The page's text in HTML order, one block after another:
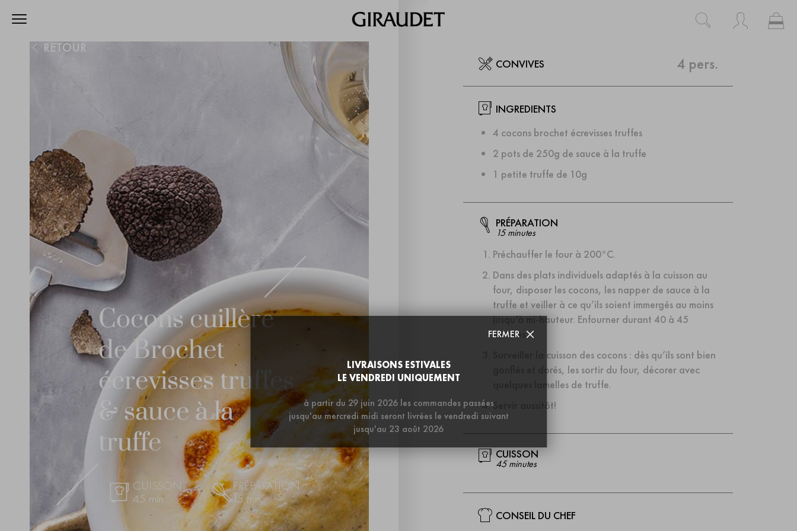
FERMER
LIVRAISONS ESTIVALES
LE VENDREDI UNIQUEMENT
à partir du 29 juin 2026 les commandes passées
jusqu'au mercredi midi seront livrées le vendredi suivant
jusqu'au 23 août 2026
Rechercher
RETOUR
Cocons cuillère
de Brochet
écrevisses truffes
& sauce à la
truffe
CUISSON
45 min.
PRÉPARATION
15 min.
CONVIVES 4 pers.
INGREDIENTS
4 cocons brochet écrevisses truffes
2 pots de 250g de sauce à la truffe
1 petite truffe de 10g
PRÉPARATION
15 minutes
Préchauffer le four à 200°C.
Dans des plats individuels adaptés à la cuisson au
four, disposer les cocons, les napper de sauce à la
truffe et veiller à ce qu’ils soient immergés au moins
jusqu’à mi-hauteur. Enfourner durant 40 à 45
minutes.
Surveiller la cuisson des cocons : dès qu’ils sont bien
gonflés et dorés, les sortir du four, décorer avec
quelques lamelles de truffe.
Servir aussitôt!
CUISSON
45 minutes
CONSEIL DU CHEF